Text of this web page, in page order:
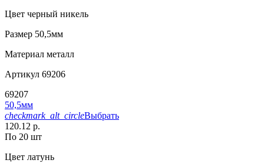
Цвет черный никель
Размер 50,5мм
Материал металл
Артикул 69206
69207
50,5мм
checkmark_alt_circleВыбрать
120.12 р.
По 20 шт
Цвет латунь